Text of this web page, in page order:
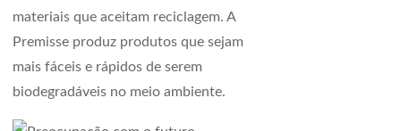
materiais que aceitam reciclagem. A
Premisse produz produtos que sejam
mais fáceis e rápidos de serem
biodegradáveis no meio ambiente.